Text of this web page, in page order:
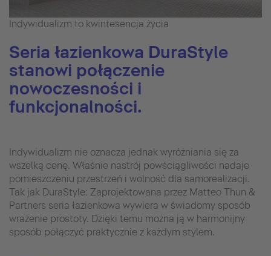
Indywidualizm to kwintesencja życia
Seria łazienkowa DuraStyle
stanowi połączenie
nowoczesności i
funkcjonalności.
Indywidualizm nie oznacza jednak wyróżniania się za
wszelką cenę. Właśnie nastrój powściągliwości nadaje
pomieszczeniu przestrzeń i wolność dla samorealizacji.
Tak jak DuraStyle: Zaprojektowana przez Matteo Thun &
Partners seria łazienkowa wywiera w świadomy sposób
wrażenie prostoty. Dzięki temu można ją w harmonijny
sposób połączyć praktycznie z każdym stylem.